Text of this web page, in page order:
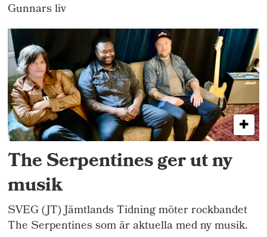
Gunnars liv
The Serpentines ger ut ny
musik
SVEG (JT) Jämtlands Tidning möter rockbandet
The Serpentines som är aktuella med ny musik.